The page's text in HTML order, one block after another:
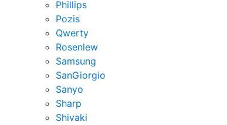
Phillips
Pozis
Qwerty
Rosenlew
Samsung
SanGiorgio
Sanyo
Sharp
Shivaki